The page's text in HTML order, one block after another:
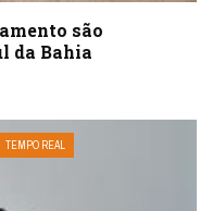
são
da Bahia
TEMPO REAL